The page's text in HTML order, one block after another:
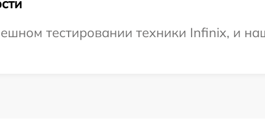
тестировании техники Infinix, и